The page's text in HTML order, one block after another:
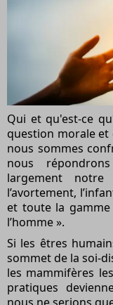
Qui et qu'est-ce
question morale et
nous sommes
nous
largement
l’avortement,
et toute la
l’homme ».
Si les êtres
sommet de la soi-
les mammifères
pratiques
nous ne serions